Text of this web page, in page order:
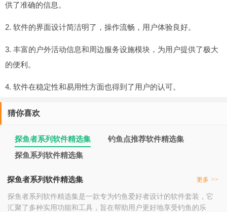
供了准确的信息。
2. 软件的界面设计简洁明了，操作流畅，用户体验良好。
3. 丰富的户外活动信息和周边服务设施模块，为用户提供了极大
的便利。
4. 软件在稳定性和易用性方面也得到了用户的认可。
猜你喜欢
探鱼者系列软件精选集
钓鱼点推荐软件精选集
探鱼系列软件精选集
探鱼者系列软件精选集 更多 >>
探鱼者系列软件精选集是一款专为钓鱼爱好者设计的软件套装，它
汇聚了多种实用功能和工具，旨在帮助用户更好地享受钓鱼的乐